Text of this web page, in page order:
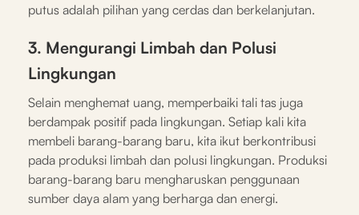
putus adalah pilihan yang cerdas dan berkelanjutan.
3. Mengurangi Limbah dan Polusi
Lingkungan
Selain menghemat uang, memperbaiki tali tas juga
berdampak positif pada lingkungan. Setiap kali kita
membeli barang-barang baru, kita ikut berkontribusi
pada produksi limbah dan polusi lingkungan. Produksi
barang-barang baru mengharuskan penggunaan
sumber daya alam yang berharga dan energi.